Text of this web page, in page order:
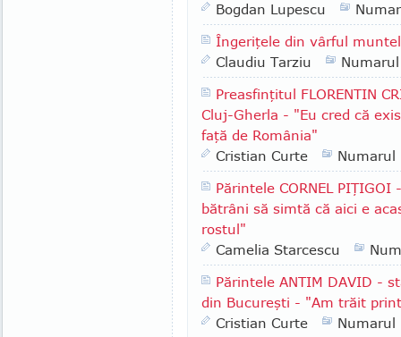
Bogdan Lupescu
Îngeriţele din vârful
Claudiu Tarziu
Preasfinţitul FLORENTIN
Cluj-Gherla - "Eu cred că
faţă de România"
Cristian Curte
Numarul
Părintele CORNEL
bătrâni să simtă că aici e
rostul"
Camelia Starcescu
Părintele ANTIM DAVID -
din Bucureşti - "Am trăit
Cristian Curte
Numarul